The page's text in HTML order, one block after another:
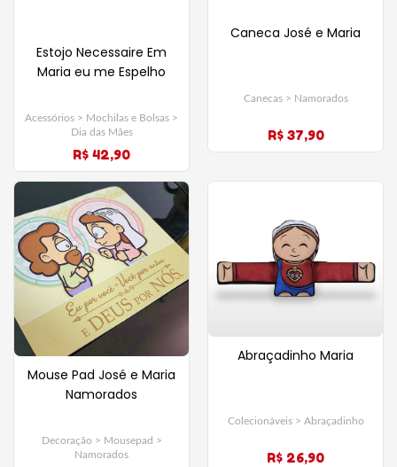
Estojo Necessaire Em
Maria eu me Espelho
Acessórios > Mochilas e Bolsas >
Dia das Mães
R$ 42,90
Caneca José e Maria
Canecas > Namorados
R$ 37,90
Mouse Pad José e Maria
Namorados
Decoração > Mousepad >
Namorados
Abraçadinho Maria
Colecionáveis > Abraçadinho
R$ 26,90